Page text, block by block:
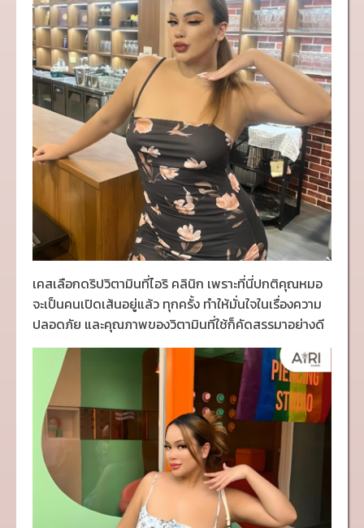
เคสเลือกดริปวิตามินที่ไอริ คลินิก เพราะที่นี่ปกติคุณหมอ
จะเป็นคนเปิดเส้นอยู่แล้ว ทุกครั้ง ทำให้มั่นใจในเรื่องความ
ปลอดภัย และคุณภาพของวิตามินที่ใช้ก็คัดสรรมาอย่างดี